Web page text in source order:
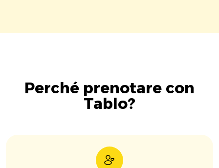
Perché prenotare con
Tablo?